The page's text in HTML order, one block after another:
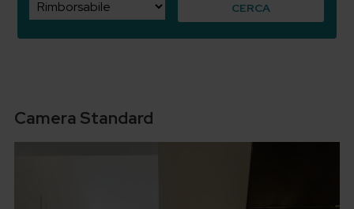
CERCA
Camera Standard